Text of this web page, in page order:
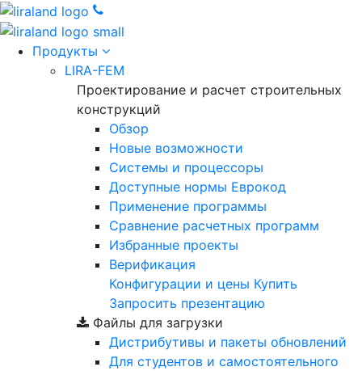
Продукты
LIRA-FEM
Проектирование и расчет строительных
конструкций
Обзор
Новые возможности
Cистемы и процессоры
Доступные нормы Еврокод
Применение программы
Сравнение расчетных программ
Избранные проекты
Верификация
Конфигурации и цены Купить
Запросить презентацию
Файлы для загрузки
Дистрибутивы и пакеты обновлений
Для студентов и самостоятельного